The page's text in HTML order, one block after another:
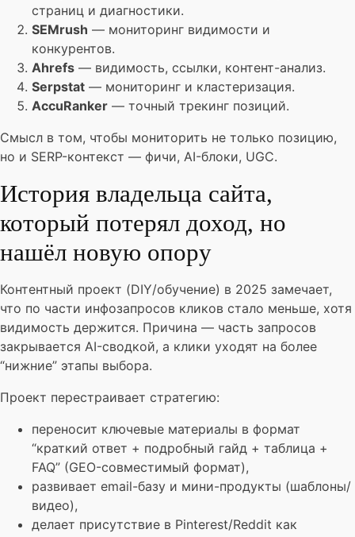
страниц и диагностики.
SEMrush — мониторинг видимости и
конкурентов.
Ahrefs — видимость, ссылки, контент-анализ.
Serpstat — мониторинг и кластеризация.
AccuRanker — точный трекинг позиций.
Смысл в том, чтобы мониторить не только позицию,
но и SERP-контекст — фичи, AI-блоки, UGC.
История владельца сайта,
который потерял доход, но
нашёл новую опору
Контентный проект (DIY/обучение) в 2025 замечает,
что по части инфозапросов кликов стало меньше, хотя
видимость держится. Причина — часть запросов
закрывается AI-сводкой, а клики уходят на более
“нижние” этапы выбора.
Проект перестраивает стратегию:
переносит ключевые материалы в формат
“краткий ответ + подробный гайд + таблица +
FAQ” (GEO-совместимый формат),
развивает email-базу и мини-продукты (шаблоны/
видео),
делает присутствие в Pinterest/Reddit как